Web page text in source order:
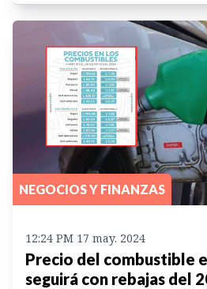
NEGOCIOS Y FINANZAS
12:24 PM 17 may. 2024
Precio del combustible
seguirá con rebajas del